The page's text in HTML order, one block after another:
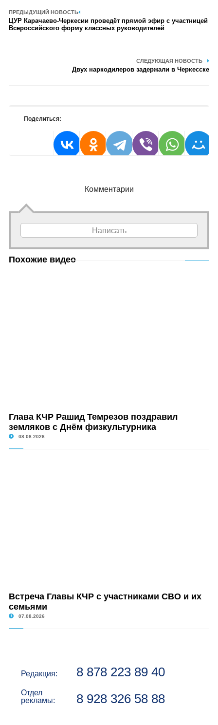
ПРЕДЫДУЩИЙ НОВОСТЬ
ЦУР Карачаево-Черкесии проведёт прямой эфир с участницей
Всероссийского форму классных руководителей
СЛЕДУЮЩАЯ НОВОСТЬ
Двух наркодилеров задержали в Черкесске
Поделиться:
Комментарии
Написать
Похожие видео
Глава КЧР Рашид Темрезов поздравил
земляков с Днём физкультурника
08.08.2026
Встреча Главы КЧР с участниками СВО и их
семьями
07.08.2026
Редакция: 8 878 223 89 40
Отдел
рекламы:
8 928 326 58 88